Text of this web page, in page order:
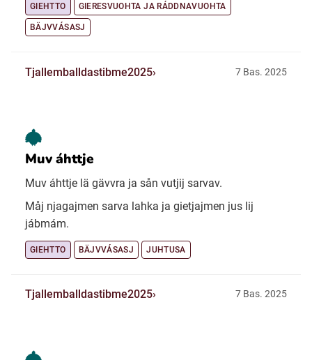
GIEHTTO GIERESVUOHTA JA RÁDDNAVUOHTA
BÄJVVÁSASJ
Tjallemballdastibme2025 7 Bas. 2025
Muv áhttje
Muv áhttje lä gävvra ja sån vutjij sarvav.
Måj njagajmen sarva lahka ja gietjajmen jus lij
jábmám.
GIEHTTO BÄJVVÁSASJ JUHTUSA
Tjallemballdastibme2025 7 Bas. 2025